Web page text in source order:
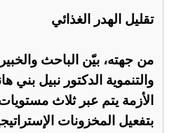
تقليل الهدر الغذائي
من جهته، بيّن الباحث
والتنموية الدكتور نبيل بني
الأزمة يتم عبر ثلاث
بتفعيل المخزونات